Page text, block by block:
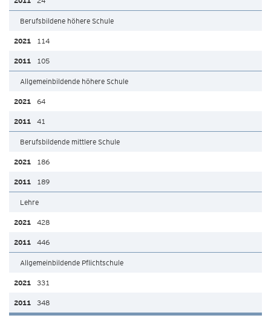
Berufsbildene höhere Schule
114
105
Allgemeinbildende höhere Schule
64
41
Berufsbildende mittlere Schule
186
189
Lehre
428
446
Allgemeinbildende Pflichtschule
331
348